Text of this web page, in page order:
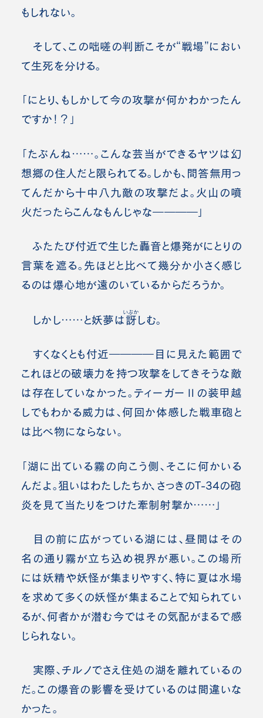
もしれない。
そして、この咄嗟の判断こそが“戦場”におい
て生死を分ける。
「にとり、もしかして今の攻撃が何かわかったん
ですか！？」
「たぶんね……。こんな芸当ができるヤツは幻
想郷の住人だと限られてる。しかも、問答無用っ
てんだから十中八九敵の攻撃だよ。火山の噴
火だったらこんなもんじゃな――――」
ふたたび付近で生じた轟音と爆発がにとりの
言葉を遮る。先ほどと比べて幾分か小さく感じ
るのは爆心地が遠のいているからだろうか。
しかし……と妖夢は 訝
いぶか
しむ。
すくなくとも付近――――目に見えた範囲で
これほどの破壊力を持つ攻撃をしてきそうな敵
は存在していなかった。ティーガーⅡの装甲越
しでもわかる威力は、何回か体感した戦車砲と
は比べ物にならない。
「湖に出ている霧の向こう側、そこに何かいる
んだよ。狙いはわたしたちか、さっきのT-34の砲
炎を見て当たりをつけた牽制射撃か……」
目の前に広がっている湖には、昼間はその
名の通り霧が立ち込め視界が悪い。この場所
には妖精や妖怪が集まりやすく、特に夏は水場
を求めて多くの妖怪が集まることで知られてい
るが、何者かが潜む今ではその気配がまるで感
じられない。
実際、チルノでさえ住処の湖を離れているの
だ。この爆音の影響を受けているのは間違いな
かった。